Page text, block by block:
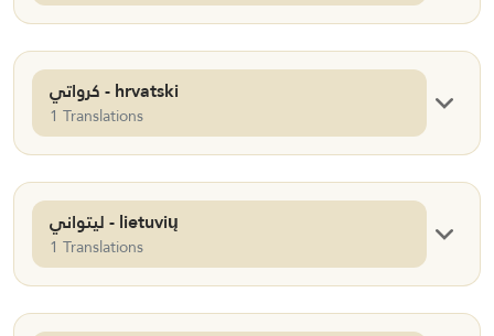
كرواتي - hrvatski
1 Translations
ليتواني - lietuvių
1 Translations